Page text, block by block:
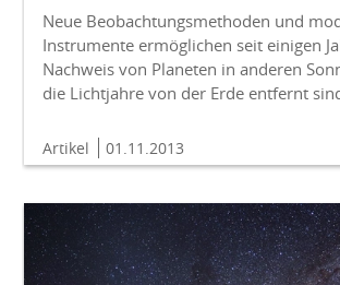
Neue Beobachtungsmethoden und
Instrumente ermöglichen seit einigen
Nachweis von Planeten in anderen
die Lichtjahre von der Erde entfernt
Artikel 01.11.2013